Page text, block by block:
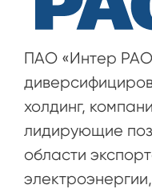
ПАО «Интер
холдинг,
лидирующие
области